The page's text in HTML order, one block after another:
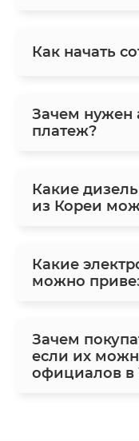
Как начать
Зачем нужен
платеж?
Какие
из Кореи
Какие
можно
Зачем
если их
официалов в